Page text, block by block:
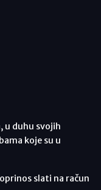
u duhu svojih
koje su u
slati na račun